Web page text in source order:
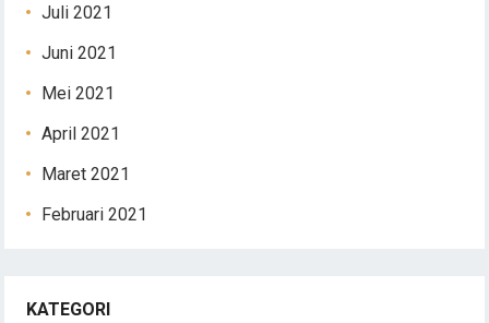
Juli 2021
Juni 2021
Mei 2021
April 2021
Maret 2021
Februari 2021
KATEGORI